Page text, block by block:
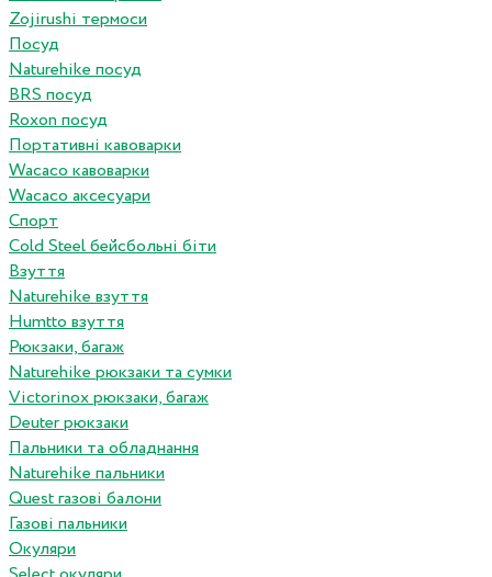
Zojirushi термоси
Посуд
Naturehike посуд
BRS посуд
Roxon посуд
Портативні кавоварки
Wacaco кавоварки
Wacaco аксесуари
Спорт
Cold Steel бейсбольні біти
Взуття
Naturehike взуття
Humtto взуття
Рюкзаки, багаж
Naturehike рюкзаки та сумки
Victorinox рюкзаки, багаж
Deuter рюкзаки
Пальники та обладнання
Naturehike пальники
Quest газові балони
Газові пальники
Окуляри